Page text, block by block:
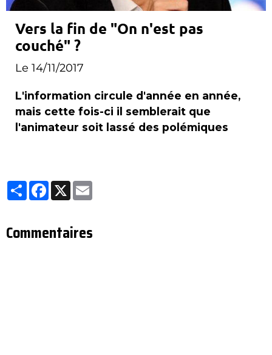
Vers la fin de "On n'est pas
couché" ?
Le 14/11/2017
L'information circule d'année en année,
mais cette fois-ci il semblerait que
l'animateur soit lassé des polémiques
Partager
Facebook
X
Commentaires